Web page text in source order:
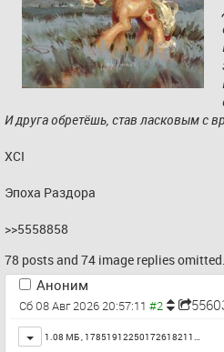
И друга обретёшь, став ласковым с
XCI
Эпоха Раздора
>>5558858
78 posts and 74 image replies
Аноним
Сб 08 Авг 2026 20:57:11
Toggle
1.08 МБ , 17851912250172618211…